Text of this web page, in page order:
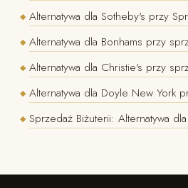
◆ Alternatywa dla Sotheby's przy
◆ Alternatywa dla Bonhams przy
◆ Alternatywa dla Christie's przy
◆ Alternatywa dla Doyle New York
◆ Sprzedaż Biżuterii: Alternatywa